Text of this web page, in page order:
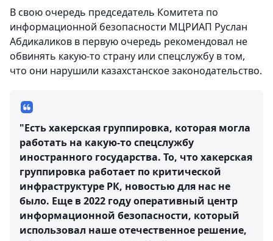
В свою очередь председатель Комитета по
информационной безопасности МЦРИАП Руслан
Абдикаликов в первую очередь рекомендовал не
обвинять какую-то страну или спецслужбу в том,
что они нарушили казахстанское законодательство.
"Есть хакерская группировка, которая могла
работать на какую-то спецслужбу
иностранного государства. То, что хакерская
группировка работает по критической
инфраструктуре РК, новостью для нас не
было. Еще в 2022 году оперативный центр
информационной безопасности, который
использовал наше отечественное решение,